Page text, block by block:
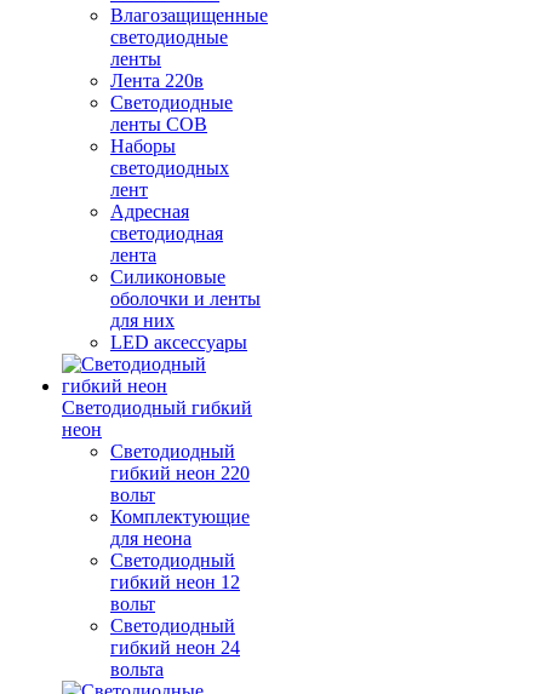
Влагозащищенные
светодиодные
ленты
Лента 220в
Светодиодные
ленты COB
Наборы
светодиодных
лент
Адресная
светодиодная
лента
Силиконовые
оболочки и ленты
для них
LED аксессуары
Светодиодный гибкий
неон
Светодиодный
гибкий неон 220
вольт
Комплектующие
для неона
Светодиодный
гибкий неон 12
вольт
Светодиодный
гибкий неон 24
вольта